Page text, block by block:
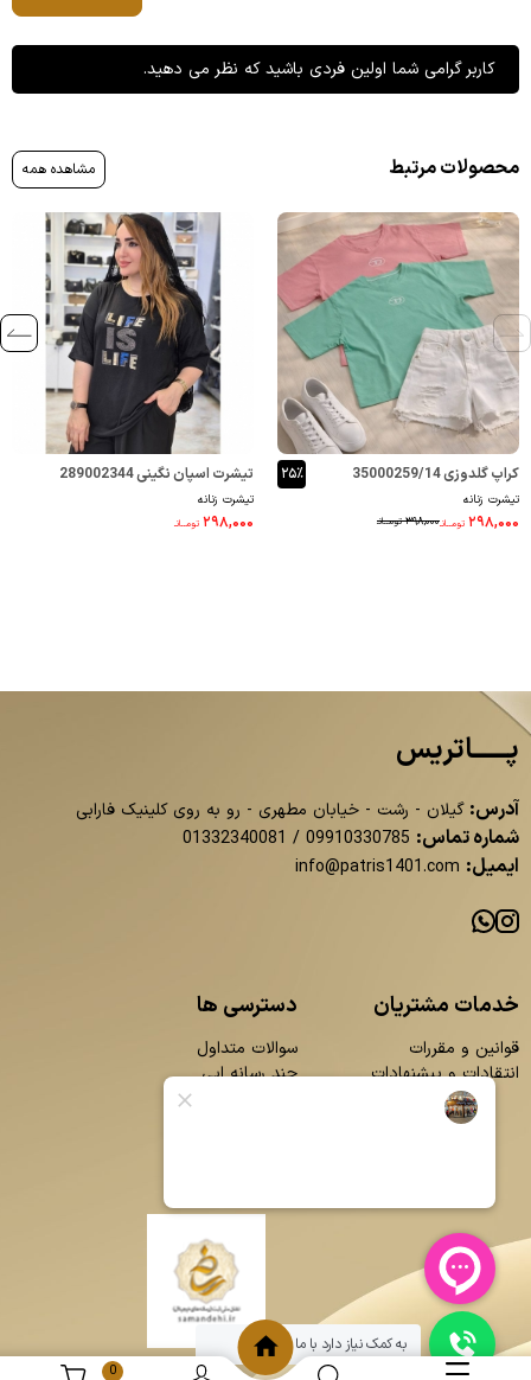
کاربر گرامی شما اولین فردی باشید که نظر می دهید.
محصولات مرتبط مشاهده همه
کراپ گلدوزی 35000259/14
تیشرت زنانه
۳۹۸,۰۰۰ تومــانـ ۲۹۸,۰۰۰ تومــانـ
۲۵٪ تیشرت اسپان نگینی 289002344
تیشرت زنانه
۲۹۸,۰۰۰ تومــانـ
پــــــاتریس
آدرس: گیلان - رشت - خیابان مطهری - رو به روی کلینیک فارابی
شماره تماس: 09910330785
/
01332340081
ایمیل: info@patris1401.com
خدمات مشتریان
قوانین و مقررات
انتقادات و پیشنهادات
دسترسی ها
سوالات متداول
چند رسانه ایی
0
به کمک نیاز دارد با ما چت کنید